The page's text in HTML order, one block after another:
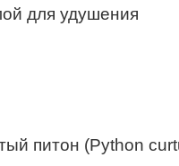
для удушения
питон (Python